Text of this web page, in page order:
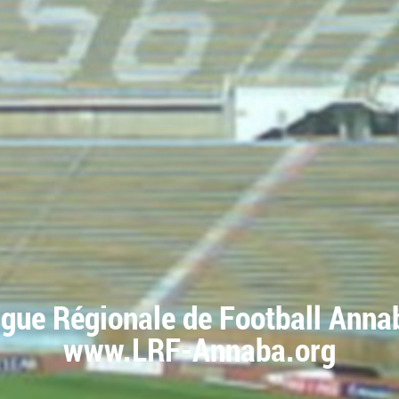
Régionale de Football
www.LRF-Annaba.org